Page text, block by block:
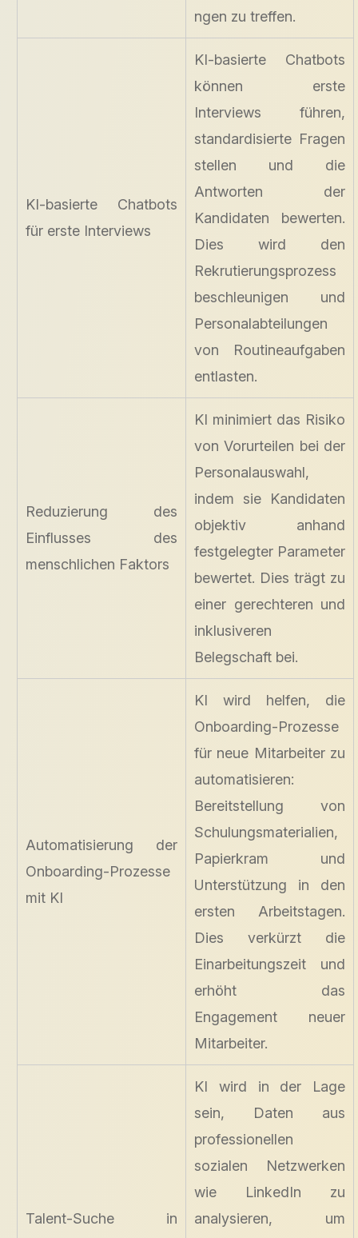
ngen zu treffen.
KI-basierte Chatbots
für erste Interviews
KI-basierte Chatbots
können erste
Interviews führen,
standardisierte Fragen
stellen und die
Antworten der
Kandidaten bewerten.
Dies wird den
Rekrutierungsprozess
beschleunigen und
Personalabteilungen
von Routineaufgaben
entlasten.
Reduzierung des
Einflusses des
menschlichen Faktors
KI minimiert das Risiko
von Vorurteilen bei der
Personalauswahl,
indem sie Kandidaten
objektiv anhand
festgelegter Parameter
bewertet. Dies trägt zu
einer gerechteren und
inklusiveren
Belegschaft bei.
Automatisierung der
Onboarding-Prozesse
mit KI
KI wird helfen, die
Onboarding-Prozesse
für neue Mitarbeiter zu
automatisieren:
Bereitstellung von
Schulungsmaterialien,
Papierkram und
Unterstützung in den
ersten Arbeitstagen.
Dies verkürzt die
Einarbeitungszeit und
erhöht das
Engagement neuer
Mitarbeiter.
Talent-Suche in
KI wird in der Lage
sein, Daten aus
professionellen
sozialen Netzwerken
wie LinkedIn zu
analysieren, um